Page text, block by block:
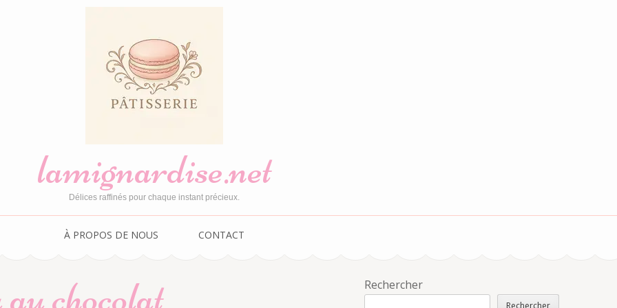
lamignardise.net
Délices raffinés pour chaque instant précieux.
À PROPOS DE NOUS CONTACT
chocolat Rechercher